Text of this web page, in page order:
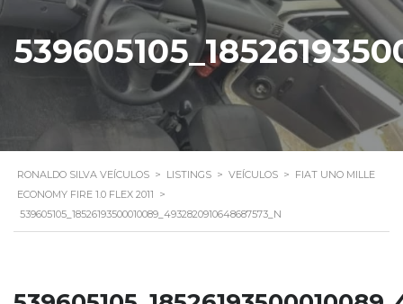
RONALDO SILVA VEÍCULOS > LISTINGS > VEÍCULOS > FIAT UNO MILLE
ECONOMY FIRE 1.0 FLEX 2011 >
539605105_18526193500010089_4932820910648687573_N